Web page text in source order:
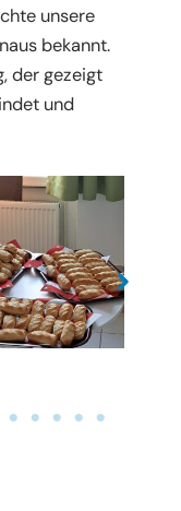
unsere
bekannt.
der gezeigt
und